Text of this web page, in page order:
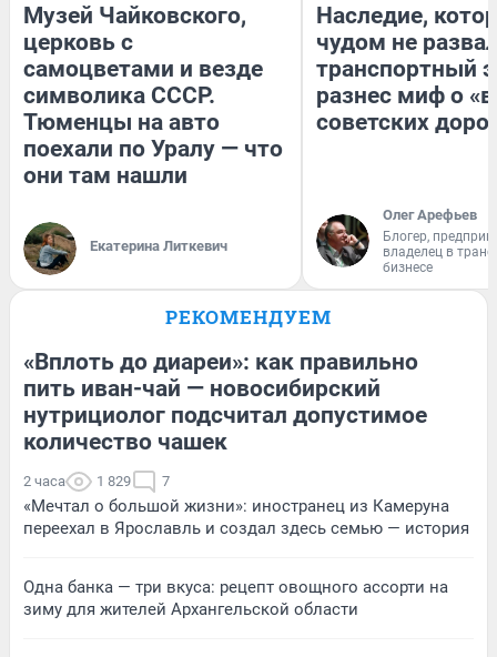
Музей Чайковского,
церковь с
самоцветами и везде
символика СССР.
Тюменцы на авто
поехали по Уралу — что
они там нашли
Екатерина Литкевич
Наследие,
чудом не
транспортный
разнес миф о
советских
Олег Арефьев
Блогер,
владелец в
бизнесе
РЕКОМЕНДУЕМ
«Вплоть до диареи»: как правильно
пить иван-чай — новосибирский
нутрициолог подсчитал допустимое
количество чашек
2 часа 1 829 7
«Мечтал о большой жизни»: иностранец из Камеруна
переехал в Ярославль и создал здесь семью — история
Одна банка — три вкуса: рецепт овощного ассорти на
зиму для жителей Архангельской области